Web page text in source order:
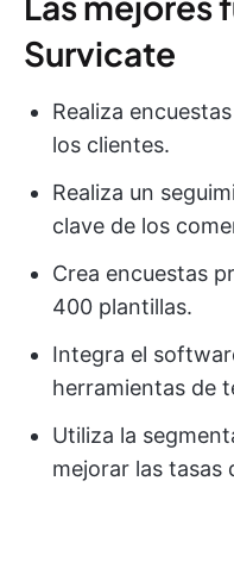
Survicate
Realiza
los clientes.
Realiza un
clave de los
Crea encuestas
400 plantillas.
Integra el
herramientas de
Utiliza la
mejorar las tasas